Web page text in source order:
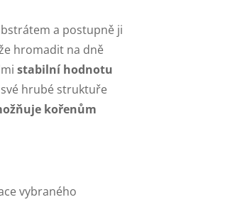
a postupně ji
hromadit na dně
stabilní hodnotu
hrubé struktuře
kořenům
vybraného